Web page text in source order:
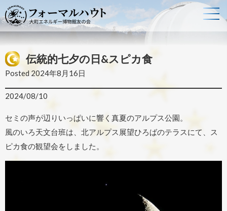
伝統的七夕の日&スピカ食
Posted 2024年8月16日
2024/08/10
セミの声が辺りいっぱいに響く真夏のアルプス公園。
風のいろ天文台班は、北アルプス展望ひろばのテラスにて、ス
ピカ食の観望会をしました。